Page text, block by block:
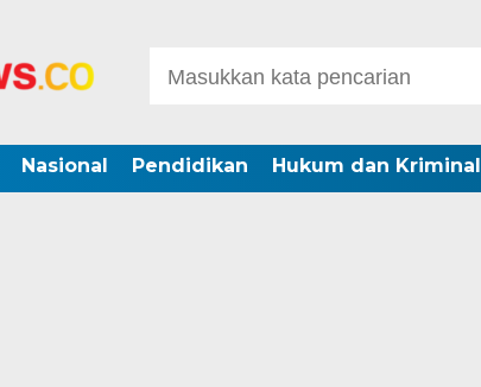
Nasional Pendidikan Hukum dan Kriminal